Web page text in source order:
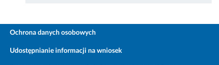
Ochrona danych osobowych
Udostępnianie informacji na wniosek